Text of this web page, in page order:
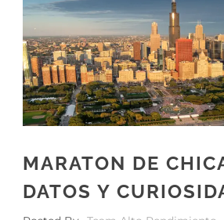
MARATON DE
DATOS Y